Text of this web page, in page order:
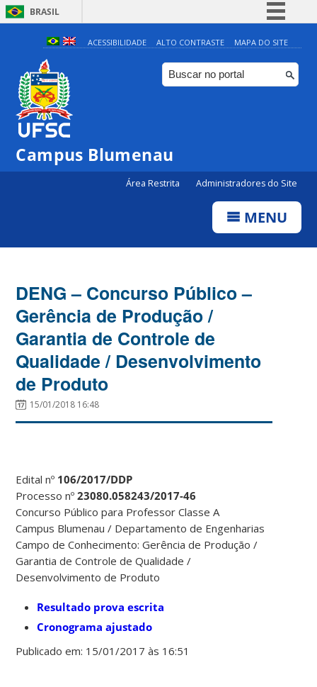
BRASIL
Simplifique!
Comunica BR
Participe
ACESSIBILIDADE ALTO CONTRASTE MAPA DO SITE
Campus Blumenau
Área Restrita Administradores do Site
MENU
DENG – Concurso Público –
Gerência de Produção /
Garantia de Controle de
Qualidade / Desenvolvimento
de Produto
15/01/2018 16:48
Edital nº 106/2017/DDP
Processo nº23080.058243/2017-46
Concurso Público para Professor Classe A
Campus Blumenau / Departamento de Engenharias
Campo de Conhecimento: Gerência de Produção /
Garantia de Controle de Qualidade /
Desenvolvimento de Produto
Resultado prova escrita
Cronograma ajustado
Publicado em: 15/01/2017 às 16:51